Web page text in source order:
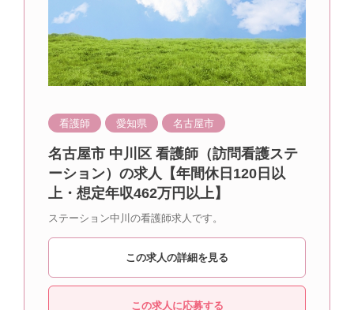
看護師 愛知県 名古屋市
名古屋市 中川区 看護師（訪問看護ステ
ーション）の求人【年間休日120日以
上・想定年収462万円以上】
ステーション中川の看護師求人です。
この求人の詳細を見る
この求人に応募する